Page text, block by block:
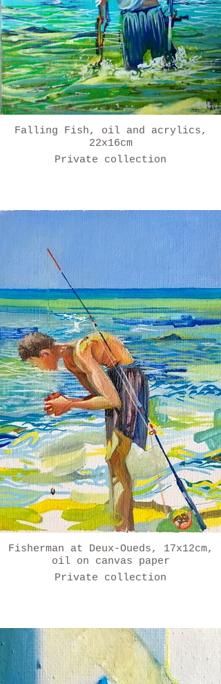
Falling Fish, oil and acrylics,
22x16cm
Private collection
Fisherman at Deux-Oueds, 17x12cm,
oil on canvas paper
Private collection